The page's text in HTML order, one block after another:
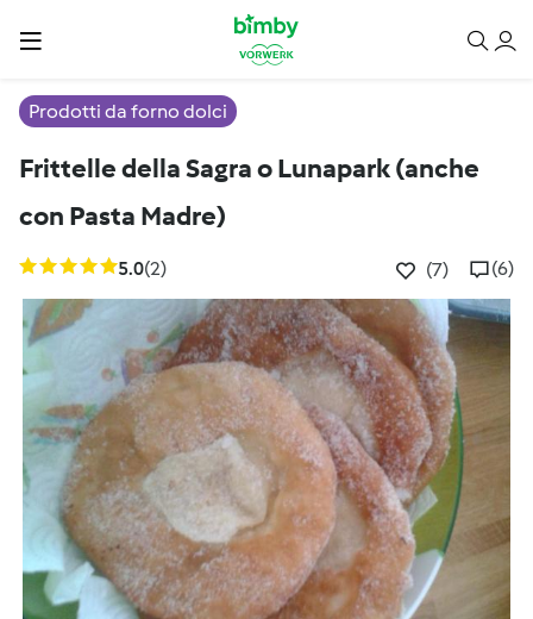
Prodotti da forno dolci
Frittelle della Sagra o Lunapark (anche
con Pasta Madre)
5.0(2) (7) (6)